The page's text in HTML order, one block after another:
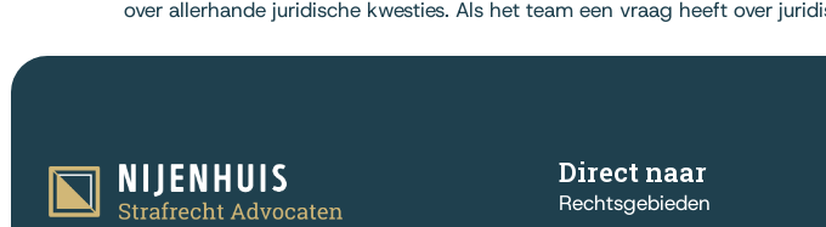
over allerhande juridische kwesties. Als het team een vraag heeft over
Direct naar
Rechtsgebieden